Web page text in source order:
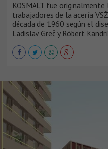
KOSMALT fue originalmente
trabajadores de la acería
década de 1960 según el
Ladislav Greč y Róbert